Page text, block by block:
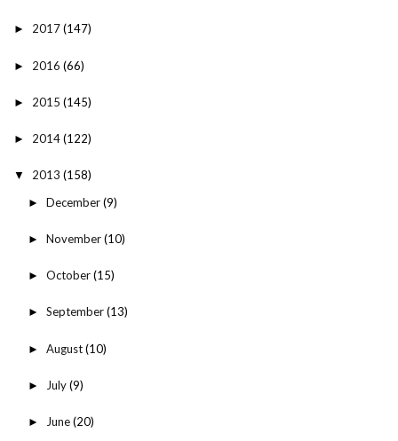
► 2017(147)
► 2016 (66)
► 2015 (145)
► 2014(122)
▼ 2013 (158)
► December(9)
► November(10)
► October(15)
► September(13)
► August(10)
► July(9)
► June(20)